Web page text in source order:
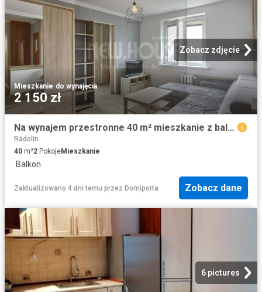
Zobacz zdjęcie
Mieszkanie·do wynajęcia
2 150 zł
Na wynajem przestronne 40 m² mieszkanie z balkonem w Szczecinie
Radolin
40 m²2 PokojeMieszkanie
·Balkon
Zaktualizowano 4 dni temu przez Domiporta Zobacz dane
6 pictures